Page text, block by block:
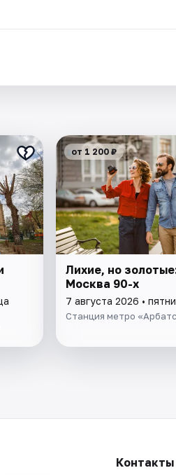
от 1 200 ₽
Лихие, но
Москва 90-х
7 августа 2026 •
Станция метро
Контакты